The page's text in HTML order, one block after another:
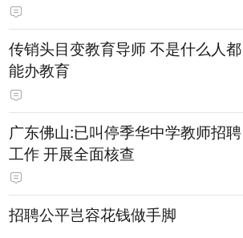
传销头目变教育导师 不是什么人都
能办教育
广东佛山:已叫停季华中学教师招聘
工作 开展全面核查
招聘公平岂容花钱做手脚